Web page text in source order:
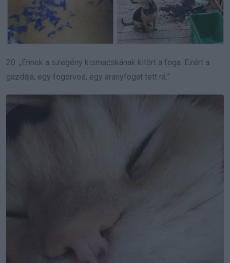
20. „Ennek a szegény kismacskának kitört a foga. Ezért a
gazdája, egy fogorvos, egy aranyfogat tett rá.”